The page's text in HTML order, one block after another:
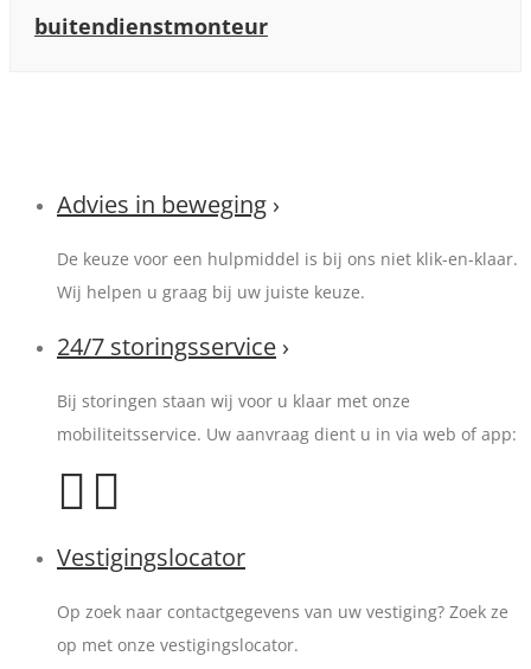
buitendienstmonteur
Advies in beweging ›
De keuze voor een hulpmiddel is bij ons niet klik-en-klaar.
Wij helpen u graag bij uw juiste keuze.
24/7 storingsservice ›
Bij storingen staan wij voor u klaar met onze
mobiliteitsservice. Uw aanvraag dient u in via web of app:
Vestigingslocator
Op zoek naar contactgegevens van uw vestiging? Zoek ze
op met onze vestigingslocator.